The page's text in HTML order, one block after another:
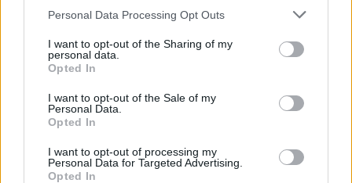
Personal Data Processing Opt Outs
I want to opt-out of the Sharing of my
personal data.
Opted In
I want to opt-out of the Sale of my
Personal Data.
Opted In
I want to opt-out of processing my
Personal Data for Targeted Advertising.
Opted In
Bitte beachten Sie, dass eine Erfahrung von Person zu Person
oder Apotheker wenden sollten, um medizinischen Rat zu
Medikamenten zu erhalten.